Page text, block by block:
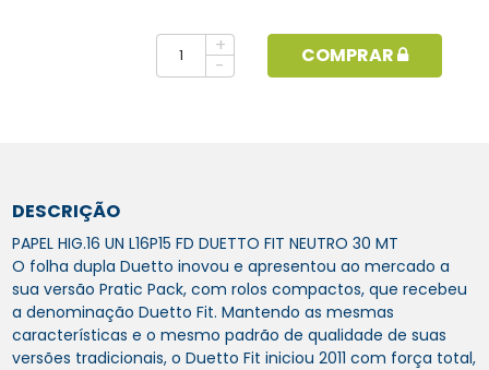
+
-
COMPRAR
DESCRIÇÃO
PAPEL HIG.16 UN L16P15 FD DUETTO FIT NEUTRO 30 MT
O folha dupla Duetto inovou e apresentou ao mercado a
sua versão Pratic Pack, com rolos compactos, que recebeu
a denominação Duetto Fit. Mantendo as mesmas
características e o mesmo padrão de qualidade de suas
versões tradicionais, o Duetto Fit iniciou 2011 com força total,